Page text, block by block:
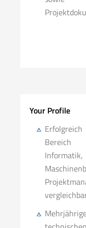
Your Profile
Bereich